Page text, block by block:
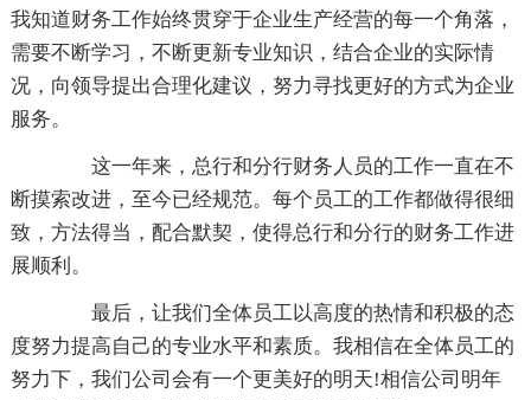
我知道财务工作始终贯穿于企业生产经营的每一个角落，
需要不断学习，不断更新专业知识，结合企业的实际情
况，向领导提出合理化建议，努力寻找更好的方式为企业
服务。
这一年来，总行和分行财务人员的工作一直在不
断摸索改进，至今已经规范。每个员工的工作都做得很细
致，方法得当，配合默契，使得总行和分行的财务工作进
展顺利。
最后，让我们全体员工以高度的热情和积极的态
度努力提高自己的专业水平和素质。我相信在全体员工的
努力下，我们公司会有一个更美好的明天!相信公司明年